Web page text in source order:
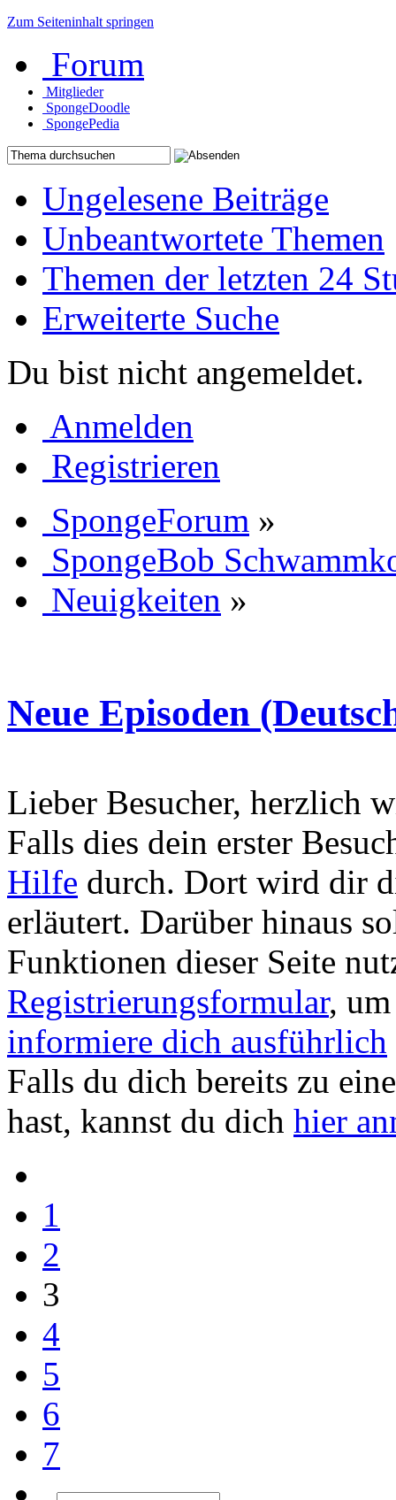
Zum Seiteninhalt springen
Forum
Mitglieder
SpongeDoodle
SpongePedia
Ungelesene Beiträge
Unbeantwortete Themen
Themen der letzten 24
Erweiterte Suche
Du bist nicht angemeldet.
Anmelden
Registrieren
SpongeForum »
SpongeBob
Neuigkeiten »
Neue Episoden
Lieber Besucher, herzlich
Falls dies dein erster
Hilfe durch. Dort wird dir
erläutert. Darüber hinaus
Funktionen dieser Seite
Registrierungsformular,
informiere dich ausführlich
Falls du dich bereits zu
hast, kannst du dich hier
1
2
3
4
5
6
7